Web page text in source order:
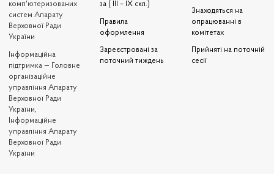
комп'ютеризованих
систем Апарату
Верховної Ради
України
Iнформаційна
підтримка — Головне
організаційне
управління Апарату
Верховної Ради
України,
Інформаційне
управління Апарату
Верховної Ради
України
за ( III – IX скл.)
Правила
оформлення
Зареєстровані за
поточний тиждень
Знаходяться на
опрацюванні в
комітетах
Прийняті на поточній
сесії